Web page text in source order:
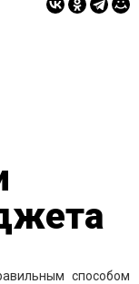
способом